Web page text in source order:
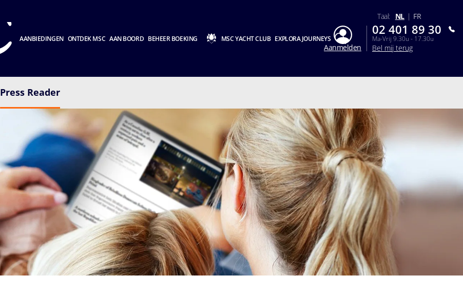
AANBIEDINGEN ONTDEK MSC AAN BOORD BEHEER BOEKING MSC YACHT CLUB EXPLORA JOURNEYS
Aanmelden
Taal: NL | FR
02 401 89 30
Ma-Vrij 9.30u - 17.30u
Bel mij terug
Press Reader